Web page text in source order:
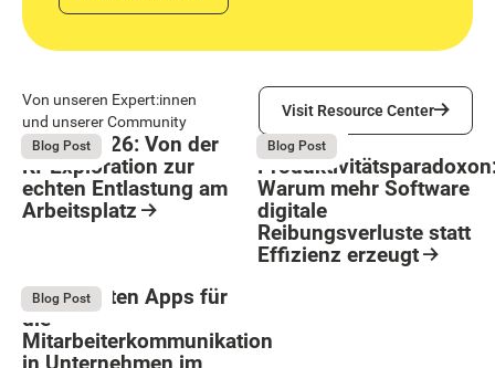
Von unseren Expert:innen
und unserer Community
Visit Resource Center
Visit Resource Center
August 4, 2026
Blog Post
Bright 2026: Von der
KI-Exploration zur
echten Entlastung am
Arbeitsplatz
August 4, 2026
Blog Post
Das
Warum mehr Software
digitale
Reibungsverluste statt
Effizienz erzeugt
August 4, 2026
Blog Post
Die 9 besten Apps für
die
Mitarbeiterkommunikation